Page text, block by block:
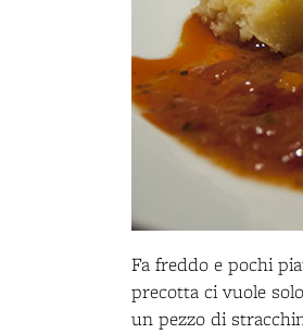
Fa freddo e pochi
precotta ci vuole
un pezzo di